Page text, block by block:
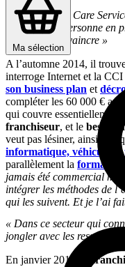
Ma sélection
« Le fait qu’02 Care
services à la personne en
fini de me convaincre »
A l’automne 2014, il
interroge Internet et la
son business plan et
compléter les 60 000 €
qui couvre
franchiseur, et le besoin
veut pas lésiner, ainsi que
informatique, véhicule et
parallèlement la formation
jamais été commercial
intégrer les méthodes de
qui les suivent. Et je l’ai
« Dans ce secteur qui
jongler avec les ressources
En janvier 2015, le